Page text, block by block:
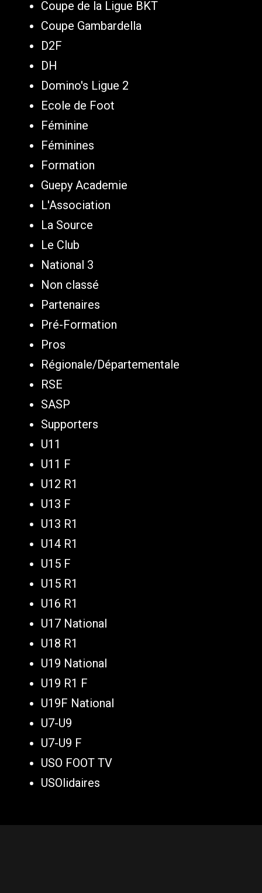
Coupe de la Ligue BKT
Coupe Gambardella
D2F
DH
Domino's Ligue 2
Ecole de Foot
Féminine
Féminines
Formation
Guepy Academie
L'Association
La Source
Le Club
National 3
Non classé
Partenaires
Pré-Formation
Pros
Régionale/Départementale
RSE
SASP
Supporters
U11
U11 F
U12 R1
U13 F
U13 R1
U14 R1
U15 F
U15 R1
U16 R1
U17 National
U18 R1
U19 National
U19 R1 F
U19F National
U7-U9
U7-U9 F
USO FOOT TV
USOlidaires